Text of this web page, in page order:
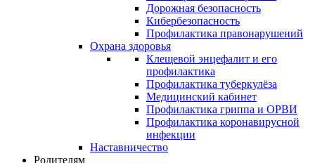
Дорожная безопасность
Кибербезопасность
Профилактика правонарушений
Охрана здоровья
Клещевой энцефалит и его
профилактика
Профилактика туберкулёза
Медицинский кабинет
Профилактика гриппа и ОРВИ
Профилактика коронавирусной
инфекции
Наставничество
Родителям